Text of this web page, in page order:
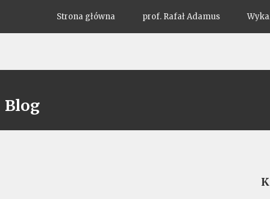
Strona główna prof. Rafał Adamus
Blog